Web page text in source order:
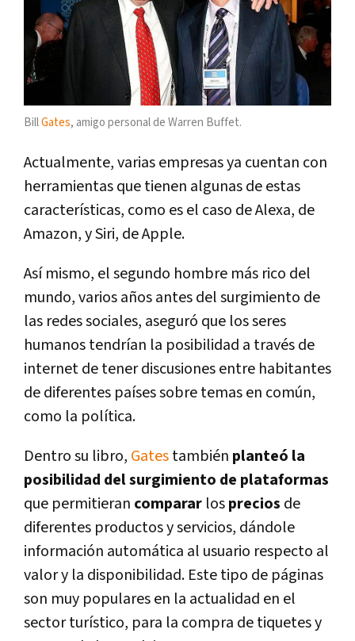
BillGates, amigo personal de Warren Buffet.
Actualmente, varias empresas ya cuentan con
herramientas que tienen algunas de estas
características, como es el caso de Alexa, de
Amazon, y Siri, de Apple.
Así mismo, el segundo hombre más rico del
mundo, varios años antes del surgimiento de
las redes sociales, aseguró que los seres
humanos tendrían la posibilidad a través de
internet de tener discusiones entre habitantes
de diferentes países sobre temas en común,
como la política.
Dentro su libro, Gatestambién planteó la
posibilidad del surgimiento de plataformas
que permitieran comparar losprecios de
diferentes productos y servicios, dándole
información automática al usuario respecto al
valor y la disponibilidad. Este tipo de páginas
son muy populares en la actualidad en el
sector turístico, para la compra de tiquetes y